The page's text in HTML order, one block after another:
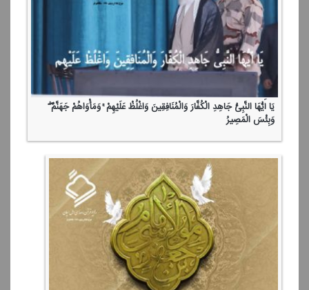
یَا أَیُّهَا النَّبِیُّ جَاهِدِ الْكُفَّارَ وَالْمُنَافِقِینَ وَاغْلُظْ عَلَیْهِمْ ۚ وَمَأْوَاهُمْ جَهَنَّمُ ۖ
وَبِئْسَ الْمَصِیرُ